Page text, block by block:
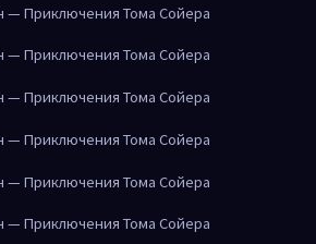
— Приключения Тома Сойера
— Приключения Тома Сойера
— Приключения Тома Сойера
— Приключения Тома Сойера
— Приключения Тома Сойера
— Приключения Тома Сойера